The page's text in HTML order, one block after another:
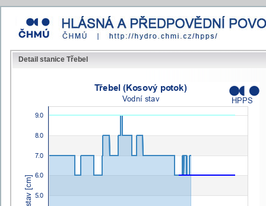
Detail stanice Třebel